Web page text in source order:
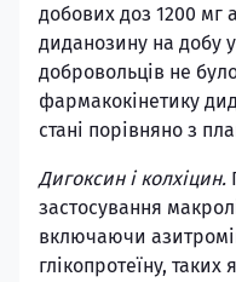
добових доз 1200 мг
диданозину на добу
добровольців не
фармакокінетику
стані порівняно з
Дигоксин і колхіцин.
застосування
включаючи
глікопротеїну, таких